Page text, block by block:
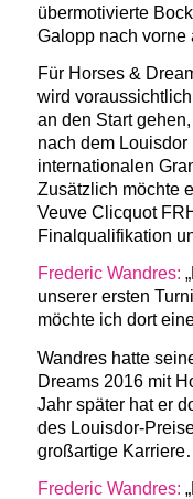
übermotivierte
Galopp nach vorne
Für Horses &
wird
an den Start
nach dem
internationalen
Zusätzlich möchte
Veuve Clicquot
Finalqualifikation
Frederic Wandres:
unserer ersten
möchte ich dort
Wandres hatte
Dreams 2016 mit
Jahr später hat er
des Louisdor-
großartige
Frederic Wandres: